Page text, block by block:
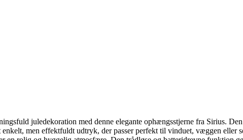
juledekoration med denne elegante ophængsstjerne fra Sirius.
men effektfuldt udtryk, der passer perfekt til vinduet, væggen